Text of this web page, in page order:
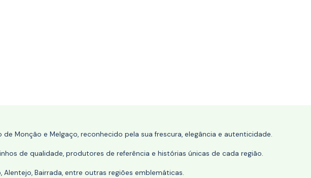
Monção e Melgaço, reconhecido pela sua frescura, elegância e autenticidade.
de qualidade, produtores de referência e histórias únicas de cada região.
Bairrada, entre outras regiões emblemáticas.